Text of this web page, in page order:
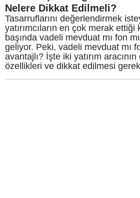
Nelere Dikkat Edilmeli?
Tasarruflarını değerlendirmek
yatırımcıların en çok merak ettiği
başında vadeli mevduat mı fon
geliyor. Peki, vadeli mevduat mı
avantajlı? İşte iki yatırım aracının
özellikleri ve dikkat edilmesi